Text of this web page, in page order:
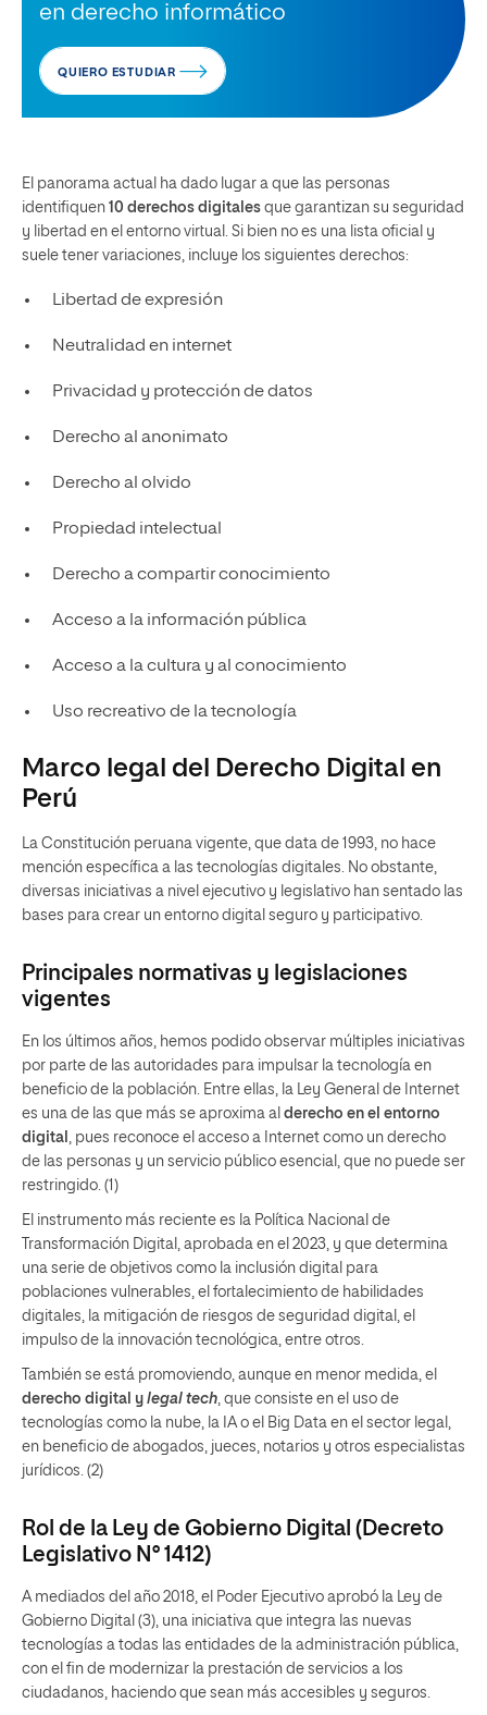
en derecho informático
QUIERO ESTUDIAR
El panorama actual ha dado lugar a que las personas
identifiquen 10 derechos digitales que garantizan su seguridad
y libertad en el entorno virtual. Si bien no es una lista oficial y
suele tener variaciones, incluye los siguientes derechos:
Libertad de expresión
Neutralidad en internet
Privacidad y protección de datos
Derecho al anonimato
Derecho al olvido
Propiedad intelectual
Derecho a compartir conocimiento
Acceso a la información pública
Acceso a la cultura y al conocimiento
Uso recreativo de la tecnología
Marco legal del Derecho Digital en
Perú
La Constitución peruana vigente, que data de 1993, no hace
mención específica a las tecnologías digitales. No obstante,
diversas iniciativas a nivel ejecutivo y legislativo han sentado las
bases para crear un entorno digital seguro y participativo.
Principales normativas y legislaciones
vigentes
En los últimos años, hemos podido observar múltiples iniciativas
por parte de las autoridades para impulsar la tecnología en
beneficio de la población. Entre ellas, la Ley General de Internet
es una de las que más se aproxima al derecho en el entorno
digital
, pues reconoce el acceso a Internet como un derecho
de las personas y un servicio público esencial, que no puede ser
restringido. (1)
El instrumento más reciente es la Política Nacional de
Transformación Digital, aprobada en el 2023, y que determina
una serie de objetivos como la inclusión digital para
poblaciones vulnerables, el fortalecimiento de habilidades
digitales, la mitigación de riesgos de seguridad digital, el
impulso de la innovación tecnológica, entre otros.
También se está promoviendo, aunque en menor medida, el
derecho digital y legal tech , que consiste en el uso de
tecnologías como la nube, la IA o el Big Data en el sector legal,
en beneficio de abogados, jueces, notarios y otros especialistas
jurídicos. (2)
Rol de la Ley de Gobierno Digital (Decreto
Legislativo N° 1412)
A mediados del año 2018, el Poder Ejecutivo aprobó la Ley de
Gobierno Digital (3), una iniciativa que integra las nuevas
tecnologías a todas las entidades de la administración pública,
con el fin de modernizar la prestación de servicios a los
ciudadanos, haciendo que sean más accesibles y seguros.